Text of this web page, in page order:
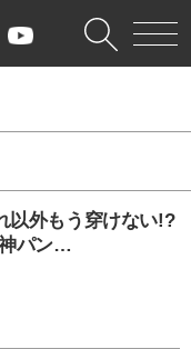
以外もう穿けない!?
パン…